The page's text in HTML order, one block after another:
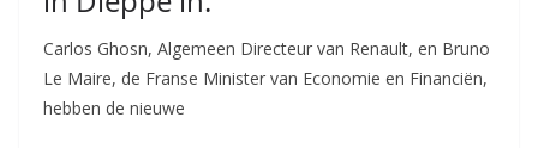
Carlos Ghosn, Algemeen Directeur van Renault, en Bruno
Le Maire, de Franse Minister van Economie en Financiën,
hebben de nieuwe